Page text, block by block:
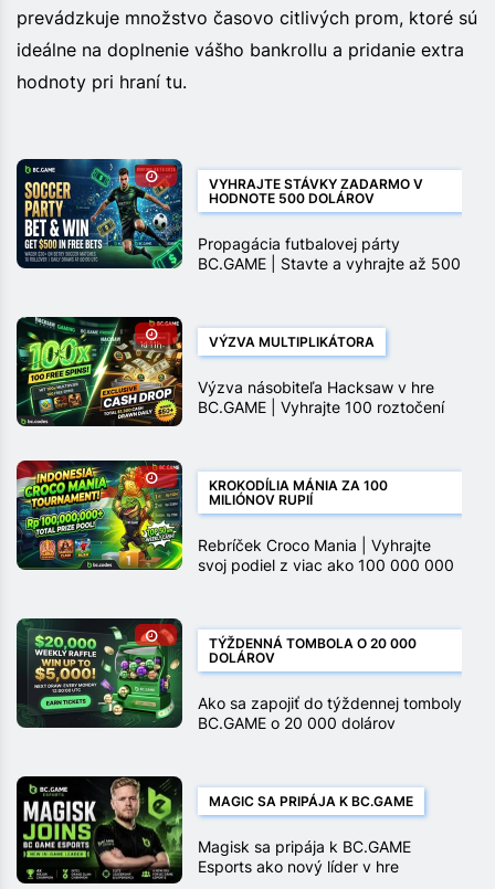
prevádzkuje množstvo časovo citlivých prom, ktoré sú
ideálne na doplnenie vášho bankrollu a pridanie extra
hodnoty pri hraní tu.
VYHRAJTE STÁVKY ZADARMO V
HODNOTE 500 DOLÁROV
Propagácia futbalovej párty
BC.GAME | Stavte a vyhrajte až 500
VÝZVA MULTIPLIKÁTORA
Výzva násobiteľa Hacksaw v hre
BC.GAME | Vyhrajte 100 roztočení
KROKODÍLIA MÁNIA ZA 100
MILIÓNOV RUPIÍ
Rebríček Croco Mania | Vyhrajte
svoj podiel z viac ako 100 000 000
TÝŽDENNÁ TOMBOLA O 20 000
DOLÁROV
Ako sa zapojiť do týždennej tomboly
BC.GAME o 20 000 dolárov
MAGIC SA PRIPÁJA K BC.GAME
Magisk sa pripája k BC.GAME
Esports ako nový líder v hre